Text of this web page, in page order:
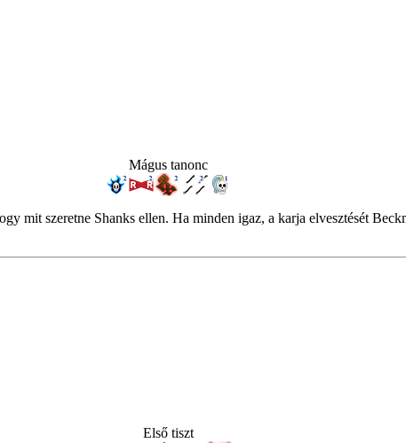
Mágus tanonc
mit szeretne Shanks ellen. Ha minden igaz, a karja elvesztését
Első tiszt